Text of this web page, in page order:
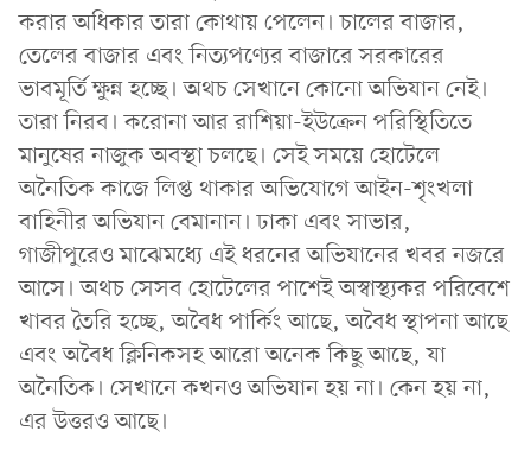
করার অধিকার তারা কোথায় পেলেন। চালের বাজার,
তেলের বাজার এবং নিত্যপণ্যের বাজারে সরকারের
ভাবমূর্তি ক্ষুন্ন হচ্ছে। অথচ সেখানে কোনো অভিযান নেই।
তারা নিরব। করোনা আর রাশিয়া-ইউক্রেন পরিস্থিতিতে
মানুষের নাজুক অবস্থা চলছে। সেই সময়ে হোটেলে
অনৈতিক কাজে লিপ্ত থাকার অভিযোগে আইন-শৃংখলা
বাহিনীর অভিযান বেমানান। ঢাকা এবং সাভার,
গাজীপুরেও মাঝেমধ্যে এই ধরনের অভিযানের খবর নজরে
আসে। অথচ সেসব হোটেলের পাশেই অস্বাস্থ্যকর পরিবেশে
খাবর তৈরি হচ্ছে, অবৈধ পার্কিং আছে, অবৈধ স্থাপনা আছে
এবং অবৈধ ক্লিনিকসহ আরো অনেক কিছু আছে, যা
অনৈতিক। সেখানে কখনও অভিযান হয় না। কেন হয় না,
এর উত্তরও আছে।